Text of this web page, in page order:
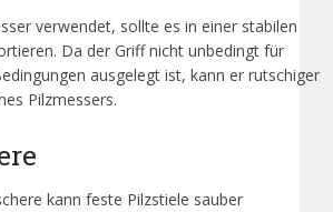
verwendet, sollte es in einer stabilen
Da der Griff nicht unbedingt für
ausgelegt ist, kann er rutschiger
Pilzmessers.
kann feste Pilzstiele sauber